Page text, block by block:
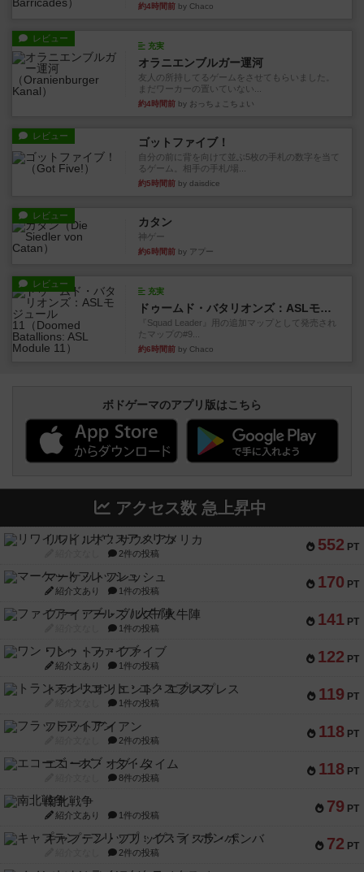
約4時間前 by Chaco
レビュー
充実
オラニエンブルガー運河
友人の所持してるゲームをさせてもらいました。
まだワーカーの置いていない...
約4時間前 by おっちょこちょい
レビュー ゴットファイブ！
自分の前に背を向けて並ぶ5枚の手札の数字を当て
るゲーム。相手の手札/場...
約5時間前 by daisdice
レビュー カタン
神ゲー
約6時間前 by アプー
レビュー
充実
ドゥームド・バタリオンズ：ASLモジュール11
『Squad Leader』用の追加マップとして発売され
たマップの#9...
約6時間前 by Chaco
ボドゲーマのアプリ版はこちら
アクセス数 急上昇中
552 PT
リワイルド：サウスアメリカ
2件の投稿
170 PT
マーケットフレッシュ
紹介文あり 1件の投稿
141 PT
ファイアー・ブルズ / 火牛陣
1件の投稿
122 PT
ワン・トゥ・ファイブ
紹介文あり 1件の投稿
119 PT
トランスオリエント・エクスプレス
1件の投稿
118 PT
フラットアイアン
2件の投稿
118 PT
エコーズ・オブ・タイム
8件の投稿
79 PT
南北戦争
紹介文あり 1件の投稿
72 PT
キャプテン・フリップ：イスラ・ボンバ
2件の投稿